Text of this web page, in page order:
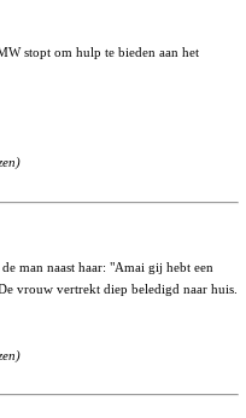
stopt om hulp te bieden aan het
man naast haar: "Amai gij hebt een
vrouw vertrekt diep beledigd naar huis.